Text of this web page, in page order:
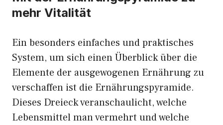
mehr Vitalität
Ein besonders einfaches und praktisches
System, um sich einen Überblick über die
Elemente der ausgewogenen Ernährung zu
verschaffen ist die Ernährungspyramide.
Dieses Dreieck veranschaulicht, welche
Lebensmittel man vermehrt und welche